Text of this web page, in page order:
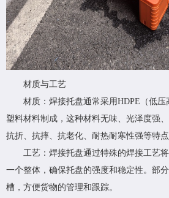
材质与工艺
材质：焊接托盘通常采用HDPE（低压
塑料材料制成，这种材料无味、光泽度强
抗折、抗摔、抗老化、耐热耐寒性强等特点
工艺：焊接托盘通过特殊的焊接工艺将
一个整体，确保托盘的强度和稳定性。部
槽，方便货物的管理和跟踪。